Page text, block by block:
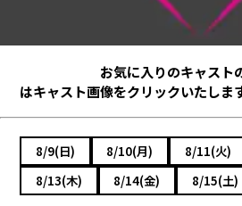
お気に入りのキャスト
はキャスト画像をクリックいたしま
8/9(日) 8/10(月) 8/11(火)
8/13(木)
8/14(金) 8/15(土)